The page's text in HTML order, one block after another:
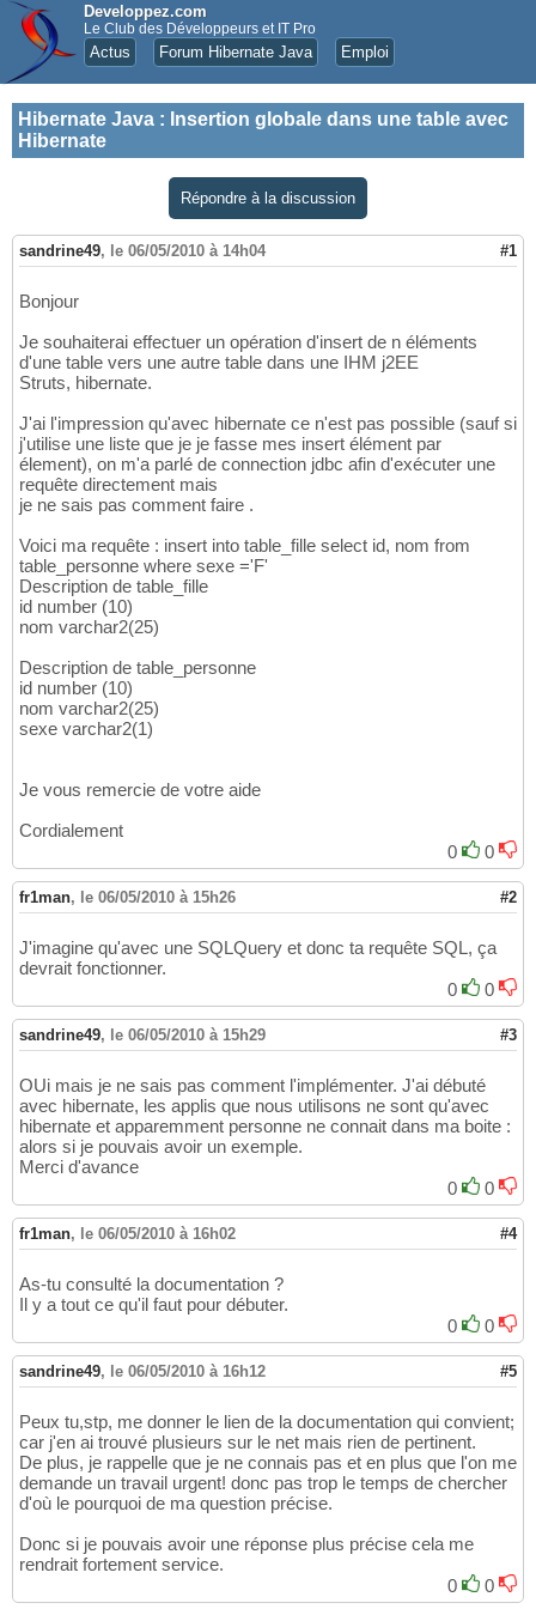
Developpez.com
Le Club des Développeurs et IT Pro
Actus Forum Hibernate Java Emploi
Hibernate Java : Insertion globale dans une table avec
Hibernate
Répondre à la discussion
sandrine49, le 06/05/2010 à 14h04 #1
Bonjour
Je souhaiterai effectuer un opération d'insert de n éléments
d'une table vers une autre table dans une IHM j2EE
Struts, hibernate.
J'ai l'impression qu'avec hibernate ce n'est pas possible (sauf si
j'utilise une liste que je je fasse mes insert élément par
élement), on m'a parlé de connection jdbc afin d'exécuter une
requête directement mais
je ne sais pas comment faire .
Voici ma requête : insert into table_fille select id, nom from
table_personne where sexe ='F'
Description de table_fille
id number (10)
nom varchar2(25)
Description de table_personne
id number (10)
nom varchar2(25)
sexe varchar2(1)
Je vous remercie de votre aide
Cordialement
0
0
fr1man, le 06/05/2010 à 15h26 #2
J'imagine qu'avec une SQLQuery et donc ta requête SQL, ça
devrait fonctionner.
0
0
sandrine49, le 06/05/2010 à 15h29 #3
OUi mais je ne sais pas comment l'implémenter. J'ai débuté
avec hibernate, les applis que nous utilisons ne sont qu'avec
hibernate et apparemment personne ne connait dans ma boite :
alors si je pouvais avoir un exemple.
Merci d'avance
0
0
fr1man, le 06/05/2010 à 16h02 #4
As-tu consulté la documentation ?
Il y a tout ce qu'il faut pour débuter.
0
0
sandrine49, le 06/05/2010 à 16h12 #5
Peux tu,stp, me donner le lien de la documentation qui convient;
car j'en ai trouvé plusieurs sur le net mais rien de pertinent.
De plus, je rappelle que je ne connais pas et en plus que l'on me
demande un travail urgent! donc pas trop le temps de chercher
d'où le pourquoi de ma question précise.
Donc si je pouvais avoir une réponse plus précise cela me
rendrait fortement service.
0
0